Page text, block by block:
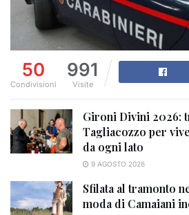
50
Condivisioni
991
Visite
Gironi Divini 2026:
Tagliacozzo per
da ogni lato
9 AGOSTO 2026
Sfilata al tramonto
moda di Camaiani